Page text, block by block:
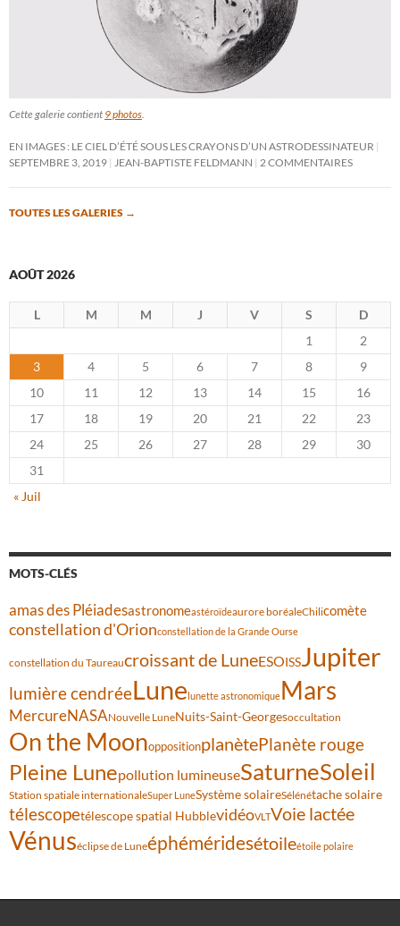
Cette galerie contient 9 photos
EN IMAGES : LE CIEL D’ÉTÉ SOUS LES CRAYONS D’UN ASTRODESSINATEUR
SEPTEMBRE 3, 2019
JEAN-BAPTISTE FELDMANN 2 COMMENTAIRES
TOUTES LES GALERIES →
AOÛT 2026
L M M J V S
D
1
2
3
4 5 6 7 8
9
10
11 12 13 14 15
16
17
18 19 20 21 22
23
24
25 26 27 28 29
30
31
« Juil
MOTS-CLÉS
amas des Pléiadesastronomeastéroïdeaurore boréaleChilicomète
constellation d'Orionconstellation de la Grande Ourse
constellation du Taureaucroissant de LuneESOISSJupiter
lumière cendréeLunelunette astronomiqueMars
MercureNASANouvelle LuneNuits-Saint-Georgesoccultation
On the MoonoppositionplanètePlanète rouge
Pleine Lunepollution lumineuseSaturneSoleil
Station spatiale internationaleSuper LuneSystème solaireSélénétache solaire
télescopetélescope spatial HubblevidéoVLTVoie lactée
Vénuséclipse de Luneéphéméridesétoileétoile polaire